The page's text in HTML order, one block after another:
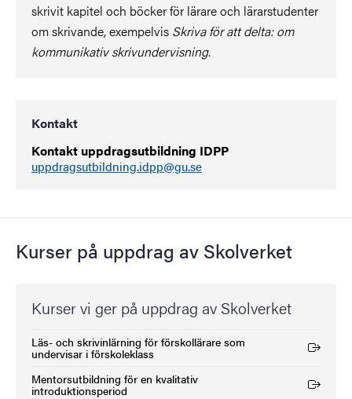
skrivit kapitel och böcker för lärare och lärarstudenter
om skrivande, exempelvis Skriva för att delta: om
kommunikativ skrivundervisning.
Kontakt
Kontakt uppdragsutbildning IDPP
uppdragsutbildning.idpp@gu.se
Kurser på uppdrag av Skolverket
Kurser vi ger på uppdrag av Skolverket
Läs- och skrivinlärning för förskollärare som
undervisar i förskoleklass
(Extern länk)
Mentorsutbildning för en kvalitativ
introduktionsperiod
(Extern länk)